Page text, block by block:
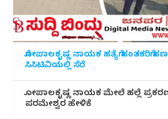
ಗೋಪಾಲಕೃಷ್ಣ ನಾಯಕ ಹತ್ಯೆಗೆ ಹಂತಕರಿಗೆ ಹಣ
ಸಿಸಿಟಿವಿಯಲ್ಲಿ ಸೆರೆ
ಗೋಪಾಲಕೃಷ್ಣ ನಾಯಕ ಮೇಲೆ ಹಲ್ಲೆ
ಪರಮೇಶ್ವರ ಹೇಳಿಕೆ